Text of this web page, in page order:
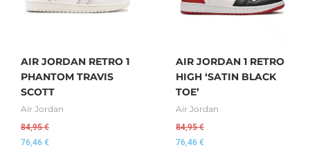
AIR JORDAN RETRO 1
PHANTOM TRAVIS
SCOTT
Air Jordan
84,95€
76,46 €
AIR JORDAN 1 RETRO
HIGH ‘SATIN BLACK
TOE’
Air Jordan
84,95€
76,46 €